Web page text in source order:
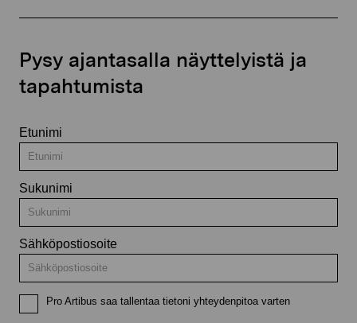
Pysy ajantasalla näyttelyistä ja
tapahtumista
Etunimi
Sukunimi
Sähköpostiosoite
Pro Artibus saa tallentaa tietoni yhteydenpitoa varten